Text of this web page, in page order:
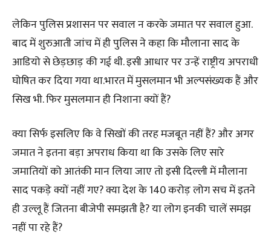
लेकिन पुलिस प्रशासन पर सवाल न करके जमात पर सवाल हुआ.
बाद में शुरुआती जांच में ही पुलिस ने कहा कि मौलाना साद के
आडियो से छेड़छाड़ की गई थी. इसी आधार पर उन्हें राष्ट्रीय अपराधी
घोषित कर दिया गया था.भारत में मुसलमान भी अल्पसंख्यक हैं और
सिख भी. फिर मुसलमान ही निशाना क्यों हैं?
क्या सिर्फ इसलिए कि वे सिखों की तरह मजबूत नहीं हैं? और अगर
जमात ने इतना बड़ा अपराध किया था कि उसके लिए सारे
जमातियों को आतंकी मान लिया जाए तो इसी दिल्ली में मौलाना
साद पकड़े क्यों नहीं गए? क्या देश के 140 करोड़ लोग सच में इतने
ही उल्लू हैं जितना बीजेपी समझती है? या लोग इनकी चालें समझ
नहीं पा रहे हैं?